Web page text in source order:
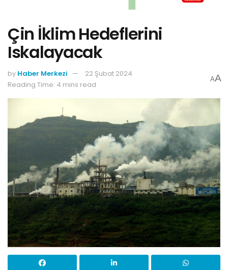
Çin İklim Hedeflerini
Iskalayacak
by Haber Merkezi
22 Şubat 2024
Reading Time: 4 mins read
AA